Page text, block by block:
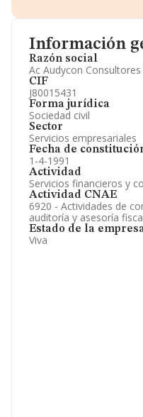
Información
Razón social
Ac Audycon Consultores
CIF
J80015431
Forma jurídica
Sociedad civil
Sector
Servicios empresariales
Fecha de
1-4-1991
Actividad
Servicios financieros y
Actividad CNAE
6920 - Actividades de
auditoría y asesoría
Estado de la
Viva
Información oficial y